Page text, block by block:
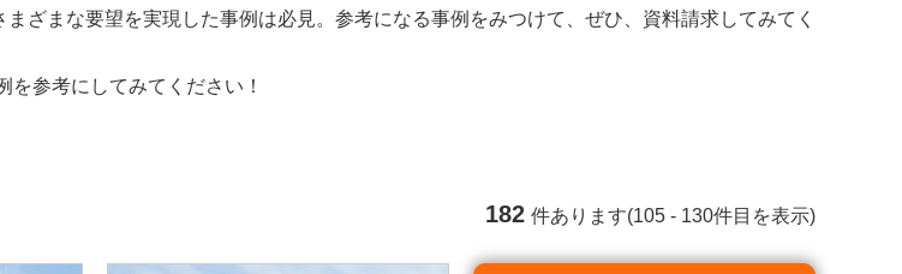
ざまな要望を実現した事例は必見。参考になる事例をみつけて、ぜひ、資料請求してみてく
参考にしてみてください！
182 件あります(105 - 130件目を表示)